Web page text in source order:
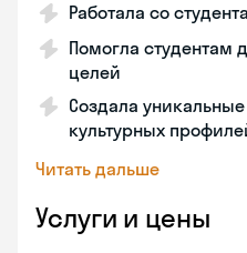
Работала со
Помогла студентам
целей
Создала
культурных
Читать дальше
Услуги и цены